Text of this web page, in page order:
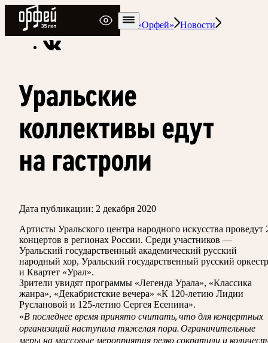
Радио Орфей
Радио классической музыки «Орфей»
Новости
Уральские
коллективы едут
на гастроли
Дата публикации: 2 декабря 2020
Артисты Уральского центра народного искусства проведут
концертов в регионах России. Среди участников —
Уральский государственный академический русский
народный хор, Уральский государственный русский оркестр
и Квартет «Урал».
Зрители увидят программы «Легенда Урала», «Классика
жанра», «Декабристские вечера» «К 120-летию Лидии
Руслановой и 125-летию Сергея Есенина».
«В последнее время принято считать, что для концертных
организаций наступила тяжелая пора. Ограничительные
меры на массовые мероприятия резко сократили и